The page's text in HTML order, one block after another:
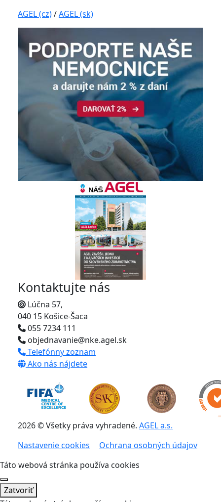
AGEL (cz)/AGEL (sk)
Kontaktujte nás
Lúčna 57,
040 15 Košice-Šaca
055 7234 111
objednavanie@nke.agel.sk
Telefónny zoznam
Ako nás nájdete
2026 © Všetky práva vyhradené. AGEL a.s.
Nastavenie cookies
Ochrana osobných údajov
Táto webová stránka používa cookies
Zatvoriť